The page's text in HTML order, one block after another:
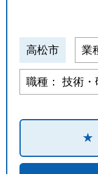
高松市 業
職種： 技術・
★